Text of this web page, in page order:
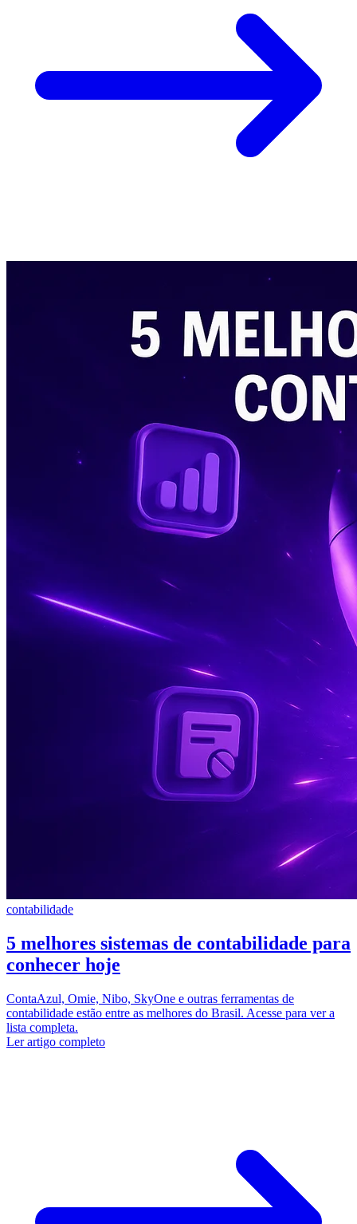
contabilidade
5 melhores sistemas de contabilidade para
conhecer hoje
ContaAzul, Omie, Nibo, SkyOne e outras ferramentas de
contabilidade estão entre as melhores do Brasil. Acesse para ver a
lista completa.
Ler artigo completo